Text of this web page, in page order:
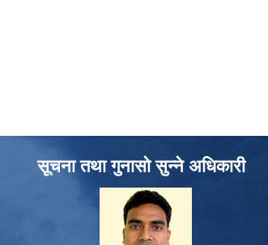
सूचना तथा गुनासो सुन्ने अधिकारी